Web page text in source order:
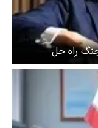
راه حل
پیشنهاد برای